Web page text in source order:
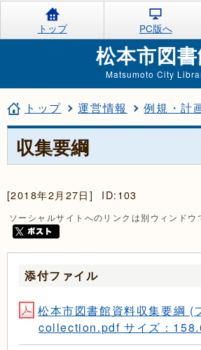
トップ PC版へ
松本市図
Matsumoto City
トップ 運営情報 例規・計
収集要綱
[2018年2月27日] ID:103
ソーシャルサイトへのリンクは別ウィンドウ
添付ファイル
松本市図書館資料収集要綱 (
collection.pdf サイズ：